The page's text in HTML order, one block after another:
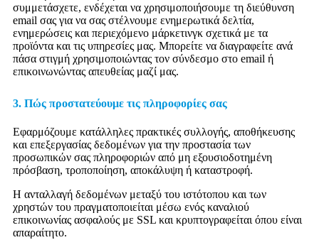
συμμετάσχετε, ενδέχεται να χρησιμοποιήσουμε τη διεύθυνση
email σας για να σας στέλνουμε ενημερωτικά δελτία,
ενημερώσεις και περιεχόμενο μάρκετινγκ σχετικά με τα
προϊόντα και τις υπηρεσίες μας. Μπορείτε να διαγραφείτε ανά
πάσα στιγμή χρησιμοποιώντας τον σύνδεσμο στο email ή
επικοινωνώντας απευθείας μαζί μας.
3. Πώς προστατεύουμε τις πληροφορίες σας
Εφαρμόζουμε κατάλληλες πρακτικές συλλογής, αποθήκευσης
και επεξεργασίας δεδομένων για την προστασία των
προσωπικών σας πληροφοριών από μη εξουσιοδοτημένη
πρόσβαση, τροποποίηση, αποκάλυψη ή καταστροφή.
Η ανταλλαγή δεδομένων μεταξύ του ιστότοπου και των
χρηστών του πραγματοποιείται μέσω ενός καναλιού
επικοινωνίας ασφαλούς με SSL και κρυπτογραφείται όπου είναι
απαραίτητο.